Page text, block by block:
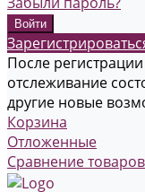
После
отслеживание
другие новые
Корзина
Отложенные
Сравнение товаров